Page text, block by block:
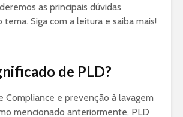
as principais dúvidas
tema. Siga com a leitura e saiba mais!
de PLD?
Compliance e prevenção à lavagem
mencionado anteriormente, PLD